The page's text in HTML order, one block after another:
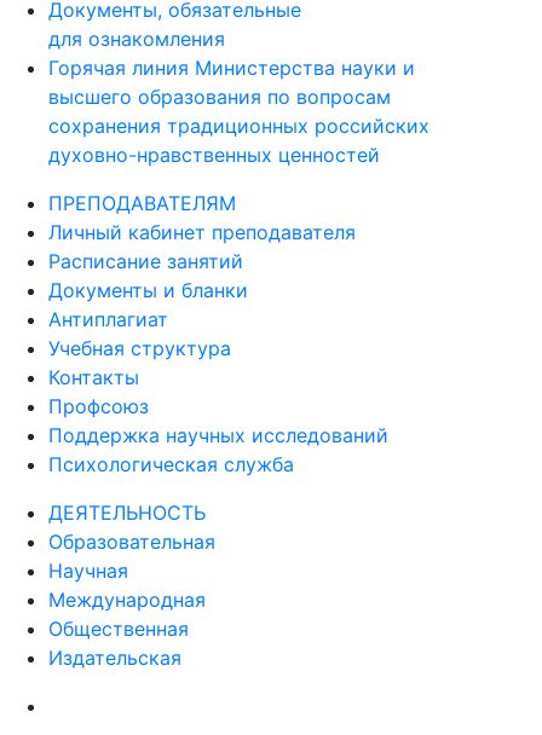
Документы, обязательные
для ознакомления
Горячая линия Министерства науки и
высшего образования по вопросам
сохранения традиционных российских
духовно-нравственных ценностей
ПРЕПОДАВАТЕЛЯМ
Личный кабинет преподавателя
Расписание занятий
Документы и бланки
Антиплагиат
Учебная структура
Контакты
Профсоюз
Поддержка научных исследований
Психологическая служба
ДЕЯТЕЛЬНОСТЬ
Образовательная
Научная
Международная
Общественная
Издательская